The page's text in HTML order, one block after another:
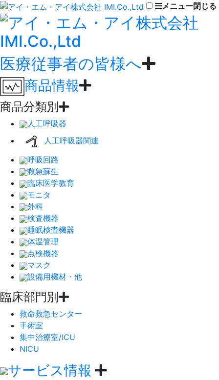
メニュー閉じる
医療従事者の皆様へ
商品情報
商品分類別
人工呼吸器
人工呼吸器関連
呼吸回路
救急蘇生
臨床医学教育
モニタ
外科
検査機器
睡眠検査機器
体温管理
点検機器
マスク
設備用機材・他
臨床部門別
救命救急センター
手術室
集中治療室/ICU
NICU
サービス情報